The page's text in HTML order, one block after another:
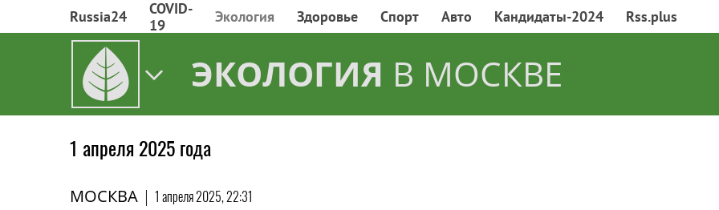
Russia24
COVID-
19
Экология Здоровье Спорт Авто Кандидаты-2024 Rss.plus
ЭКОЛОГИЯ В МОСКВЕ
1 апреля 2025 года
МОСКВА | 1 апреля 2025, 22:31